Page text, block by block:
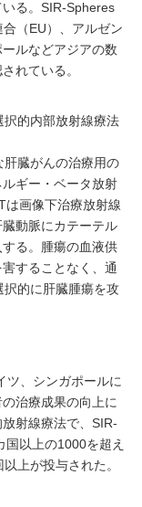
る。SIR-Spheres
（EU）、アルゼン
ルなどアジアの数
れている。
的内部放射線療法
臓がんの治療用の
ギー・ベータ放射
は画像下治療放射線
動脈にカテーテル
る。腫瘍の血液供
することなく、通
的に肝臓腫瘍を攻
ツ、シンガポールに
治療成果の向上に
射線療法で、SIR-
以上の1000を超え
上が投与された。